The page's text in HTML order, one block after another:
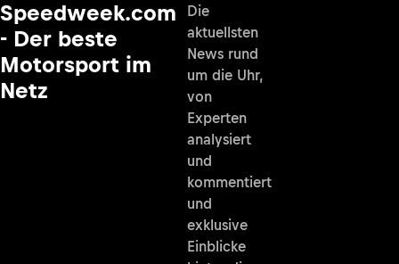
Speedweek.com
- Der beste
Motorsport im
Netz
Die
aktuellsten
News rund
um die Uhr,
von
Experten
analysiert
und
kommentiert
und
exklusive
Einblicke